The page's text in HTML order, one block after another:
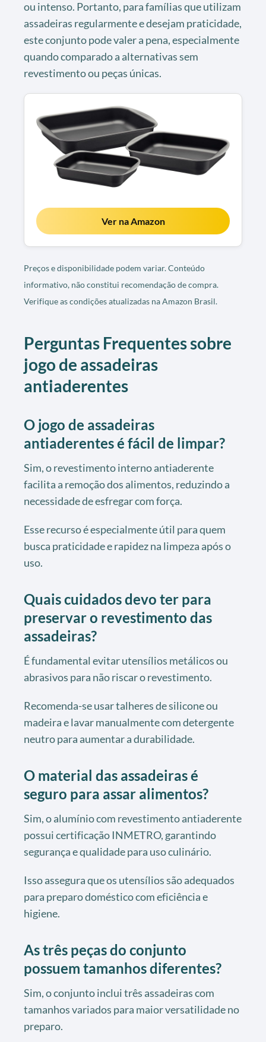
ou intenso. Portanto, para famílias que utilizam
assadeiras regularmente e desejam praticidade,
este conjunto pode valer a pena, especialmente
quando comparado a alternativas sem
revestimento ou peças únicas.
Ver na Amazon
Preços e disponibilidade podem variar. Conteúdo
informativo, não constitui recomendação de compra.
Verifique as condições atualizadas na Amazon Brasil.
Perguntas Frequentes sobre
jogo de assadeiras
antiaderentes
O jogo de assadeiras
antiaderentes é fácil de limpar?
Sim, o revestimento interno antiaderente
facilita a remoção dos alimentos, reduzindo a
necessidade de esfregar com força.
Esse recurso é especialmente útil para quem
busca praticidade e rapidez na limpeza após o
uso.
Quais cuidados devo ter para
preservar o revestimento das
assadeiras?
É fundamental evitar utensílios metálicos ou
abrasivos para não riscar o revestimento.
Recomenda-se usar talheres de silicone ou
madeira e lavar manualmente com detergente
neutro para aumentar a durabilidade.
O material das assadeiras é
seguro para assar alimentos?
Sim, o alumínio com revestimento antiaderente
possui certificação INMETRO, garantindo
segurança e qualidade para uso culinário.
Isso assegura que os utensílios são adequados
para preparo doméstico com eficiência e
higiene.
As três peças do conjunto
possuem tamanhos diferentes?
Sim, o conjunto inclui três assadeiras com
tamanhos variados para maior versatilidade no
preparo.